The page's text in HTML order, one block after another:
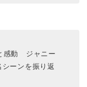
感動 ジャニー
ーンを振り返